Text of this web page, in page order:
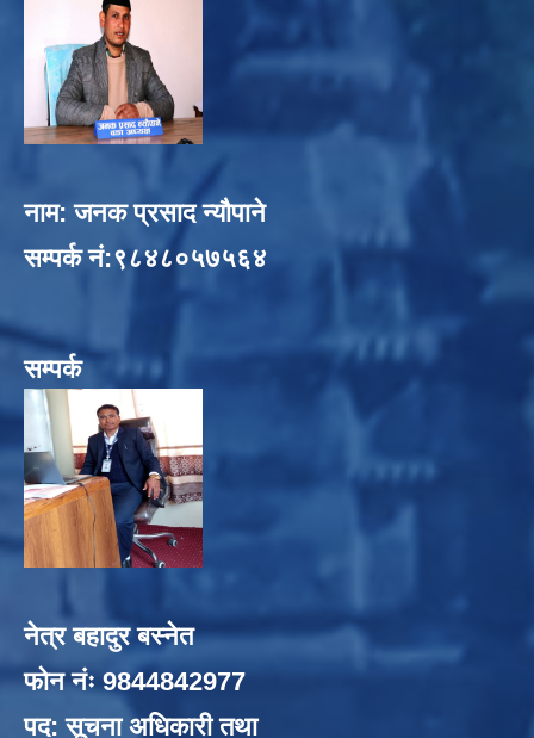
नाम: जनक प्रसाद न्यौपाने
सम्पर्क नं:९८४८०५७५६४
सम्पर्क
नेत्र बहादुर बस्नेत
फोन नंः 9844842977
पद: सूचना अधिकारी तथा